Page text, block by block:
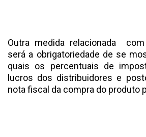
Outra medida relacionada
será a obrigatoriedade de se
quais os percentuais de
lucros dos distribuidores e
nota fiscal da compra do produto